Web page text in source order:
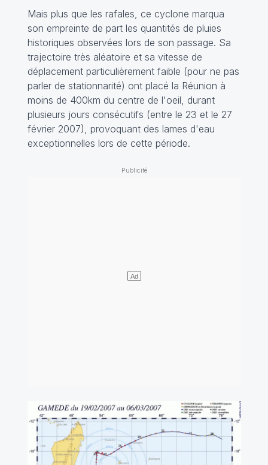
Mais plus que les rafales, ce cyclone marqua
son empreinte de part les quantités de pluies
historiques observées lors de son passage. Sa
trajectoire très aléatoire et sa vitesse de
déplacement particulièrement faible (pour ne pas
parler de stationnarité) ont placé la Réunion à
moins de 400km du centre de l'oeil, durant
plusieurs jours consécutifs (entre le 23 et le 27
février 2007), provoquant des lames d'eau
exceptionnelles lors de cette période.